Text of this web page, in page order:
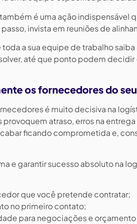
é uma ação indispensável
invista em reuniões de
a sua equipe de trabalho
até que ponto podem decidir
os fornecedores do
é muito decisiva na
atraso, erros na
ficando comprometida e,
e garantir sucesso absoluto na
que você pretende contratar;
no primeiro contato;
para negociações e